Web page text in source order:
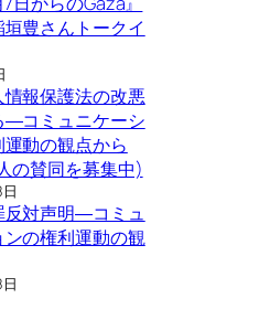
豊さんトークイ
報保護法の改悪
―コミュニケーシ
運動の観点から
の賛同を募集中)
反対声明―コミュ
の権利運動の観